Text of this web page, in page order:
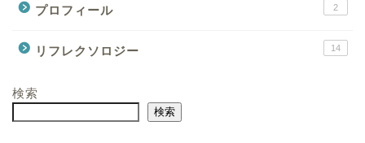
プロフィール 2
リフレクソロジー 14
検索
検索